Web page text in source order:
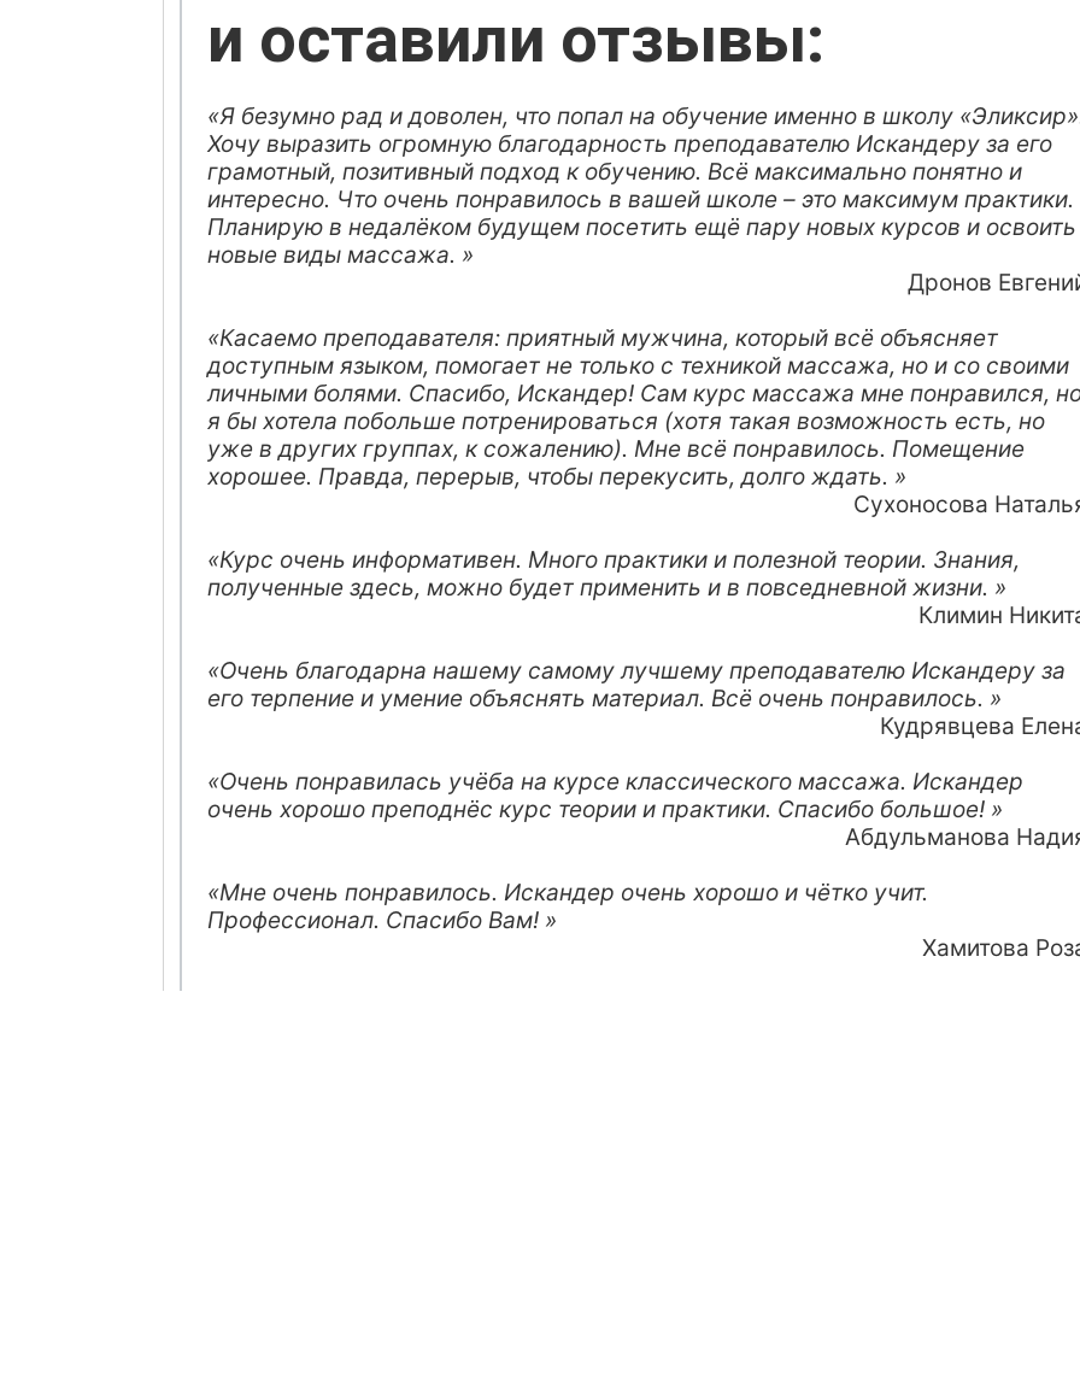
и оставили отзывы:
«Я безумно рад и доволен, что попал на обучение именно в школу
Хочу выразить огромную благодарность преподавателю Искандеру за его
грамотный, позитивный подход к обучению. Всё максимально понятно и
интересно. Что очень понравилось в вашей школе – это максимум практики.
Планирую в недалёком будущем посетить ещё пару новых курсов и освоить
новые виды массажа. »
Дронов
«Касаемо преподавателя: приятный мужчина, который всё объясняет
доступным языком, помогает не только с техникой массажа, но и со своими
личными болями. Спасибо, Искандер! Сам курс массажа мне понравился,
я бы хотела побольше потренироваться (хотя такая возможность есть, но
уже в других группах, к сожалению). Мне всё понравилось. Помещение
хорошее. Правда, перерыв, чтобы перекусить, долго ждать. »
Сухоносова
«Курс очень информативен. Много практики и полезной теории. Знания,
полученные здесь, можно будет применить и в повседневной жизни. »
Климин
«Очень благодарна нашему самому лучшему преподавателю Искандеру за
его терпение и умение объяснять материал. Всё очень понравилось. »
Кудрявцева
«Очень понравилась учёба на курсе классического массажа. Искандер
очень хорошо преподнёс курс теории и практики. Спасибо большое! »
Абдульманова
«Мне очень понравилось. Искандер очень хорошо и чётко учит.
Профессионал. Спасибо Вам! »
Хамитова